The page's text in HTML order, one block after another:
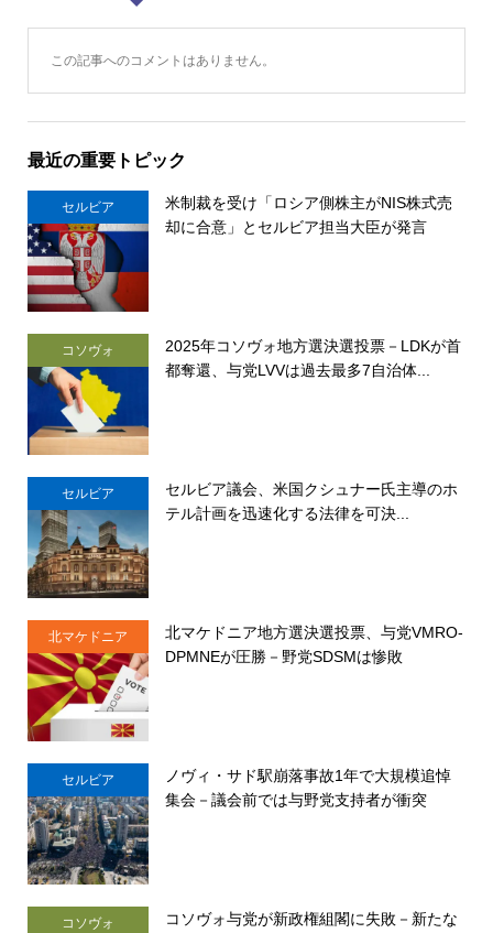
この記事へのコメントはありません。
最近の重要トピック
セルビア
米制裁を受け「ロシア側株主がNIS株式売
却に合意」とセルビア担当大臣が発言
コソヴォ
2025年コソヴォ地方選決選投票－LDKが首
都奪還、与党LVVは過去最多7自治体...
セルビア
セルビア議会、米国クシュナー氏主導のホ
テル計画を迅速化する法律を可決...
北マケドニア
北マケドニア地方選決選投票、与党VMRO-
DPMNEが圧勝－野党SDSMは惨敗
セルビア
ノヴィ・サド駅崩落事故1年で大規模追悼
集会－議会前では与野党支持者が衝突
コソヴォ
コソヴォ与党が新政権組閣に失敗－新たな